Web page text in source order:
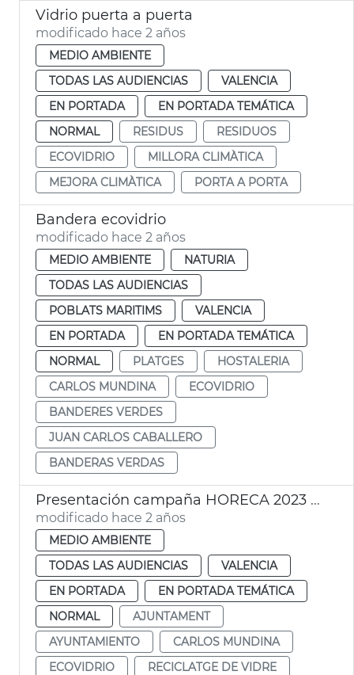
Vidrio puerta a puerta
modificado hace 2 años
MEDIO AMBIENTE
TODAS LAS AUDIENCIAS
VALENCIA
EN PORTADA
EN PORTADA TEMÁTICA
NORMAL
RESIDUS
RESIDUOS
ECOVIDRIO
MILLORA CLIMÀTICA
MEJORA CLIMÀTICA
PORTA A PORTA
Bandera ecovidrio
modificado hace 2 años
MEDIO AMBIENTE
NATURIA
TODAS LAS AUDIENCIAS
POBLATS MARITIMS
VALENCIA
EN PORTADA
EN PORTADA TEMÁTICA
NORMAL
PLATGES
HOSTALERIA
CARLOS MUNDINA
ECOVIDRIO
BANDERES VERDES
JUAN CARLOS CABALLERO
BANDERAS VERDAS
Presentación campaña HORECA 2023 - Ecovidrio
modificado hace 2 años
MEDIO AMBIENTE
TODAS LAS AUDIENCIAS
VALENCIA
EN PORTADA
EN PORTADA TEMÁTICA
NORMAL
AJUNTAMENT
AYUNTAMIENTO
CARLOS MUNDINA
ECOVIDRIO
RECICLATGE DE VIDRE